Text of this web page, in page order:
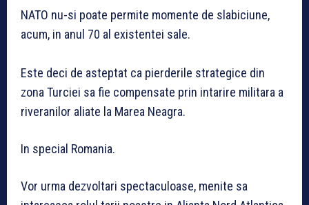
NATO nu-si poate permite momente de slabiciune,
acum, in anul 70 al existentei sale.
Este deci de asteptat ca pierderile strategice din
zona Turciei sa fie compensate prin intarire militara a
riveranilor aliate la Marea Neagra.
In special Romania.
Vor urma dezvoltari spectaculoase, menite sa